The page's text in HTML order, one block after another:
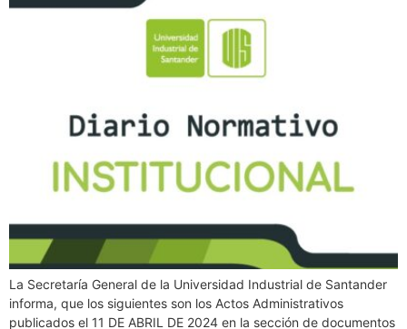
La Secretaría General de la Universidad Industrial de Santander
informa, que los siguientes son los Actos Administrativos
publicados el 11 DE ABRIL DE 2024 en la sección de documentos